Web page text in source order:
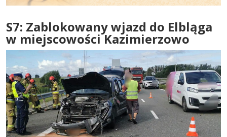
S7: Zablokowany wjazd do Elbląga
w miejscowości Kazimierzowo